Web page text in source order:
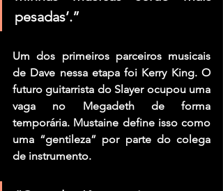
pesadas’.”
Um dos primeiros parceiros musicais
de Dave nessa etapa foi Kerry King. O
futuro guitarrista do Slayer ocupou uma
vaga no Megadeth de forma
temporária. Mustaine define isso como
uma “gentileza” por parte do colega
de instrumento.